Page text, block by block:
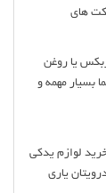
های
یا روغن
بسیار مهمه و
لوازم یدکی
یاری